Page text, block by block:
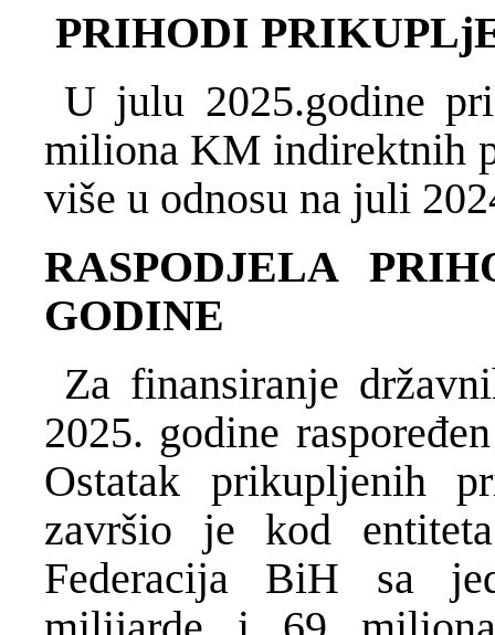
PRIHODI
U julu 2025.godine
miliona KM indirektnih
više u odnosu na juli
RASPODJELA
GODINE
Za finansiranje
2025. godine
Ostatak prikupljenih
završio je kod
Federacija BiH sa